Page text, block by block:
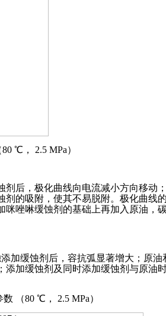
℃， 2.5 MPa）
后，极化曲线向电流减小方向移动
的吸附，使其不易脱附。极化曲线
唑啉缓蚀剂的基础上再加入原油，
加缓蚀剂后，容抗弧显著增大；原
加缓蚀剂及同时添加缓蚀剂与原油
（80 ℃， 2.5 MPa）